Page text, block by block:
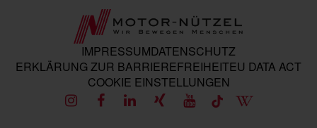
IMPRESSUMDATENSCHUTZ
ERKLÄRUNG ZUR BARRIEREFREIHEITEU DATA ACT
COOKIE EINSTELLUNGEN